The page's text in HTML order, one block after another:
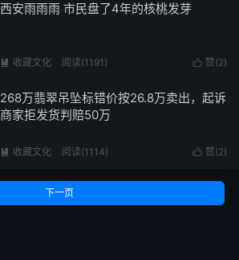
西安雨雨雨 市民盘了4年的核桃发芽
 赞(2)
 收藏文化 阅读(1191)
268万翡翠吊坠标错价按26.8万卖出，起诉
商家拒发货判赔50万
 赞(2)
 收藏文化 阅读(1114)
下一页